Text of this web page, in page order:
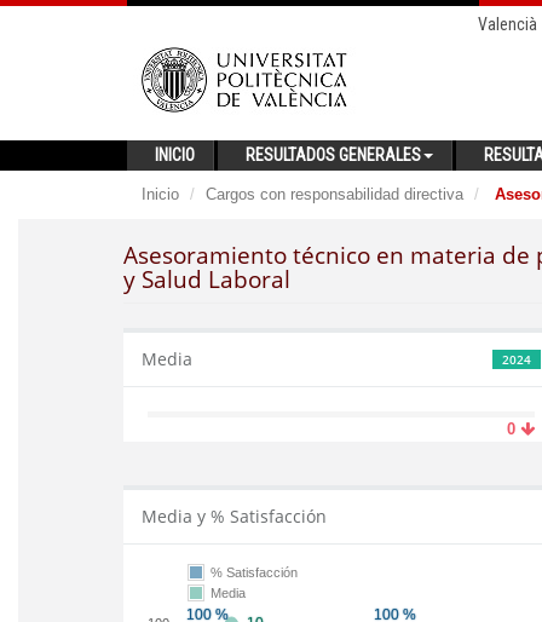
Valencià
INICIO RESULTADOS GENERALES
Inicio Cargos con responsabilidad directiva
Asesoramiento técnico en materia
y Salud Laboral
2024
Media
0
Media y % Satisfacción
% Satisfacción
Media